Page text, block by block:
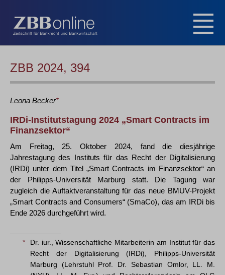
ZBB 2024, 394
Leona Becker*
IRDi-Institutstagung 2024 „Smart Contracts im
Finanzsektor“
Am Freitag, 25. Oktober 2024, fand die diesjährige
Jahrestagung des Instituts für das Recht der Digitalisierung
(IRDi) unter dem Titel „Smart Contracts im Finanzsektor“ an
der Philipps-Universität Marburg statt. Die Tagung war
zugleich die Auftaktveranstaltung für das neue BMUV-Projekt
„Smart Contracts and Consumers“ (SmaCo), das am IRDi bis
Ende 2026 durchgeführt wird.
*
Dr. iur., Wissenschaftliche Mitarbeiterin am Institut für das
Recht der Digitalisierung (IRDi), Philipps-Universität
Marburg (Lehrstuhl Prof. Dr. Sebastian Omlor, LL. M.